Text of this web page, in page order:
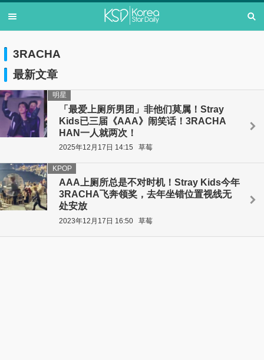
3RACHA
最新文章
「最爱上厕所男团」非他们莫属！Stray
Kids已三届《AAA》闹笑话！3RACHA
HAN一人就两次！
明星
2025年12月17日 14:15 草莓
AAA上厕所总是不对时机！Stray Kids今年
3RACHA飞奔领奖，去年坐错位置视线无
处安放
KPOP
2023年12月17日 16:50 草莓